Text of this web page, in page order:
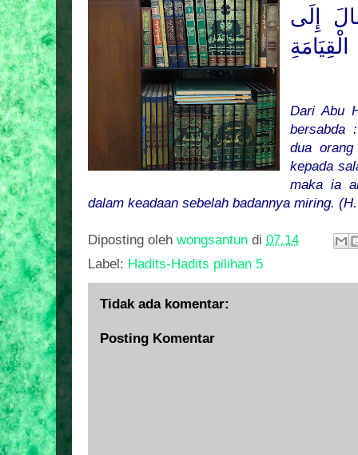
إِلَى
Dari Abu
bersabda
dua
kepada
maka ia
dalam keadaan sebelah badannya miring.
Diposting oleh wongsantun di 07.14
Label: Hadits-Hadits pilihan 5
Tidak ada komentar:
Posting Komentar